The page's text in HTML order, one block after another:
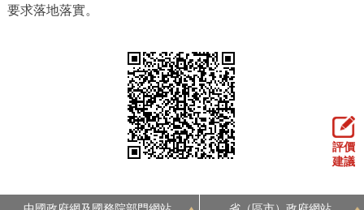
要求落地落實。
評價
建議